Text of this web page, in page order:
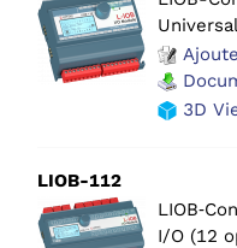
3D
LIOB-112
I/O (12